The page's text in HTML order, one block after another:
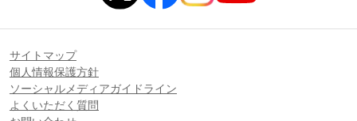
サイトマップ
個人情報保護方針
ソーシャルメディアガイドライン
よくいただく質問